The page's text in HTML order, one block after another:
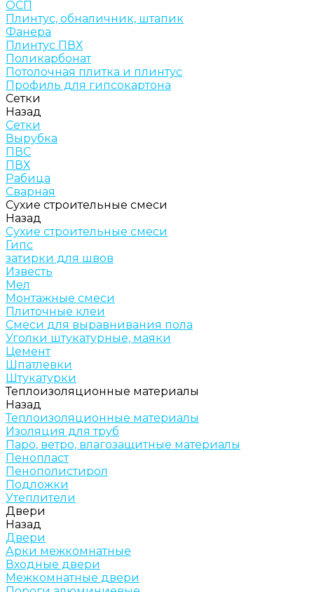
ОСП
Плинтус, обналичник, штапик
Фанера
Плинтус ПВХ
Поликарбонат
Потолочная плитка и плинтус
Профиль для гипсокартона
Сетки
Назад
Сетки
Вырубка
ПВС
ПВХ
Рабица
Сварная
Сухие строительные смеси
Назад
Сухие строительные смеси
Гипс
затирки для швов
Известь
Мел
Монтажные смеси
Плиточные клеи
Смеси для выравнивания пола
Уголки штукатурные, маяки
Цемент
Шпатлевки
Штукатурки
Теплоизоляционные материалы
Назад
Теплоизоляционные материалы
Изоляция для труб
Паро, ветро, влагозащитные материалы
Пенопласт
Пенополистирол
Подложки
Утеплители
Двери
Назад
Двери
Арки межкомнатные
Входные двери
Межкомнатные двери